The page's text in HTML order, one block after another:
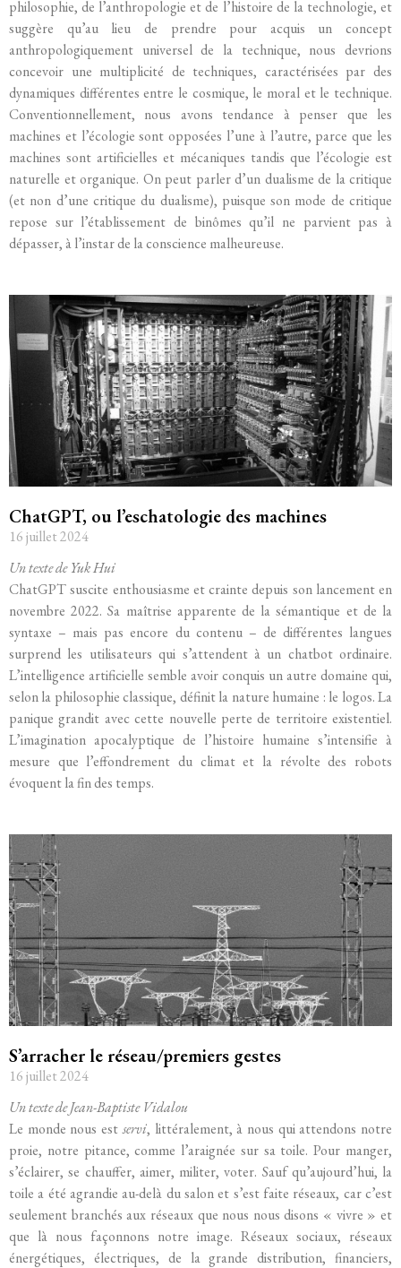
philosophie, de l’anthropologie et de l’histoire de la technologie, et
suggère qu’au lieu de prendre pour acquis un concept
anthropologiquement universel de la technique, nous devrions
concevoir une multiplicité de techniques, caractérisées par des
dynamiques différentes entre le cosmique, le moral et le technique.
Conventionnellement, nous avons tendance à penser que les
machines et l’écologie sont opposées l’une à l’autre, parce que les
machines sont artificielles et mécaniques tandis que l’écologie est
naturelle et organique. On peut parler d’un dualisme de la critique
(et non d’une critique du dualisme), puisque son mode de critique
repose sur l’établissement de binômes qu’il ne parvient pas à
dépasser, à l’instar de la conscience malheureuse.
ChatGPT, ou l’eschatologie des machines
16 juillet 2024
Un texte de Yuk Hui
ChatGPT suscite enthousiasme et crainte depuis son lancement en
novembre 2022. Sa maîtrise apparente de la sémantique et de la
syntaxe – mais pas encore du contenu – de différentes langues
surprend les utilisateurs qui s’attendent à un chatbot ordinaire.
L’intelligence artificielle semble avoir conquis un autre domaine qui,
selon la philosophie classique, définit la nature humaine : le logos. La
panique grandit avec cette nouvelle perte de territoire existentiel.
L’imagination apocalyptique de l’histoire humaine s’intensifie à
mesure que l’effondrement du climat et la révolte des robots
évoquent la fin des temps.
S’arracher le réseau/premiers gestes
16 juillet 2024
Un texte de Jean-Baptiste Vidalou
Le monde nous estservi, littéralement, à nous qui attendons notre
proie, notre pitance, comme l’araignée sur sa toile. Pour manger,
s’éclairer, se chauffer, aimer, militer, voter. Sauf qu’aujourd’hui, la
toile a été agrandie au-delà du salon et s’est faite réseaux, car c’est
seulement branchés aux réseaux que nous nous disons « vivre » et
que là nous façonnons notre image. Réseaux sociaux, réseaux
énergétiques, électriques, de la grande distribution, financiers,